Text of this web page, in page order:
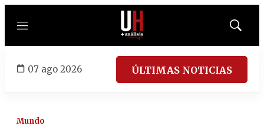
Menú
Mostrar
07 ago 2026 ÚLTIMAS NOTICIAS
Mundo